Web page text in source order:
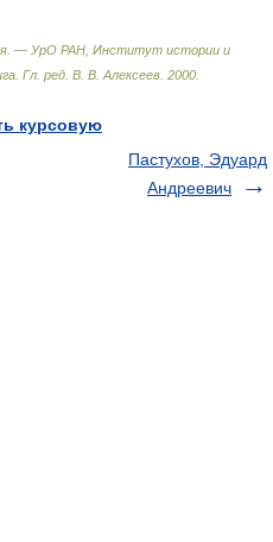
— УрО РАН, Институт истории и
Гл. ред. В. В. Алексеев 2000
курсовую
Пастухов, Эдуард
Андреевич